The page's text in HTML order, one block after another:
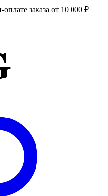
заказа от 10 000 ₽